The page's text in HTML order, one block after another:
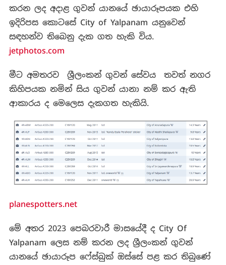
කරන ලද අදාළ ගුවන් යානයේ ඡායාරූපයක එහි
ඉදිරිපස කොටසේ City of Yalpanam යනුවෙන්
සඳහන්ව තිබෙනු දැක ගත හැකි විය.
jetphotos.com
මීට අමතරව ශ්‍රීලංකන් ගුවන් සේවය තවත් නගර
කිහිපයක නමින් සිය ගුවන් යානා නම් කර ඇති
ආකාරය ද මෙලෙස දැකගත හැකියි.
planespotters.net
මේ අතර 2023 පෙබරවාරී මාසයේදී ද City Of
Yalpanam ලෙස නම් කරන ලද ශ්‍රීලංකන් ගුවන්
යානයේ ඡායාරූප ෆේස්බුක් ඔස්සේ පළ කර තිබුණේ